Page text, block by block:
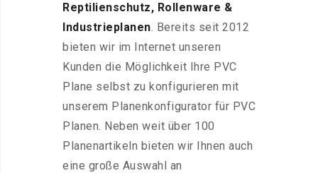
Reptilienschutz, Rollenware &
Industrieplanen. Bereits seit 2012
bieten wir im Internet unseren
Kunden die Möglichkeit Ihre PVC
Plane selbst zu konfigurieren mit
unserem Planenkonfigurator für PVC
Planen. Neben weit über 100
Planenartikeln bieten wir Ihnen auch
eine große Auswahl an